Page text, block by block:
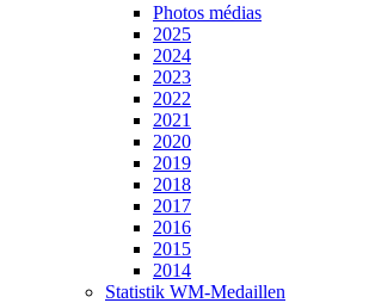
Photos médias
2025
2024
2023
2022
2021
2020
2019
2018
2017
2016
2015
2014
Statistik WM-Medaillen